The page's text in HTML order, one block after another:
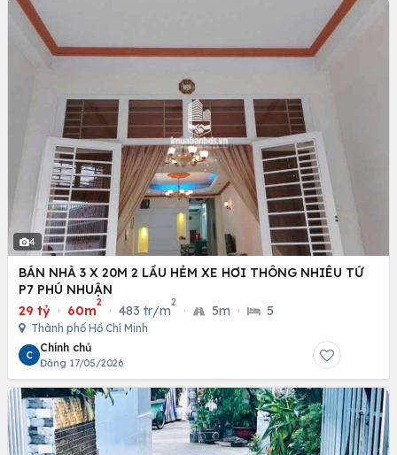
4
BÁN NHÀ 3 X 20M 2 LẦU HẺM XE HƠI THÔNG NHIÊU TỨ
P7 PHÚ NHUẬN
29 tỷ · 60m
2
· 483 tr/m
2
· 5m · 5
Thành phố Hồ Chí Minh
C
Chính chủ
Đăng 17/05/2026